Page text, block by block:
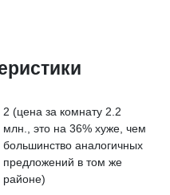
2 (цена за комнату 2.2
млн., это на 36% хуже , чем
большинство аналогичных
предложений в том же
районе)